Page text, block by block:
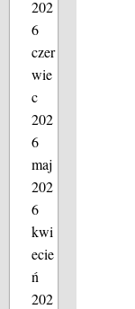
202
6
czer
wie
c
202
6
maj
202
6
kwi
ecie
ń
202